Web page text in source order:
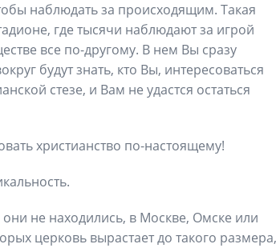
наблюдать за происходящим. Такая
где тысячи наблюдают за игрой
все по-другому. В нем Вы сразу
будут знать, кто Вы, интересоваться
стезе, и Вам не удастся остаться
христианство по-настоящему!
не находились, в Москве, Омске или
церковь вырастает до такого